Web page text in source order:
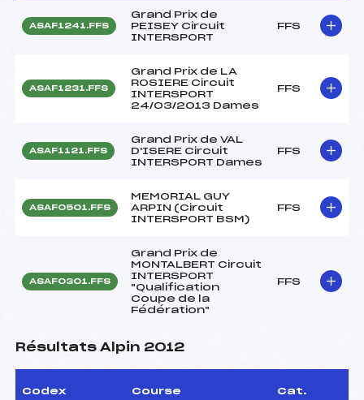
ASAF1241.FFS
Grand Prix de
PEISEY Circuit
INTERSPORT
FFS
ASAF1231.FFS
Grand Prix de LA
ROSIERE Circuit
INTERSPORT
24/03/2013 Dames
FFS
ASAF1121.FFS
Grand Prix de VAL
D'ISERE Circuit
INTERSPORT Dames
FFS
ASAF0501.FFS
MEMORIAL GUY
ARPIN (Circuit
INTERSPORT BSM)
FFS
ASAF0301.FFS
Grand Prix de
MONTALBERT Circuit
INTERSPORT
"Qualification
Coupe de la
Fédération"
FFS
Résultats Alpin 2012
Codex Course Cat.